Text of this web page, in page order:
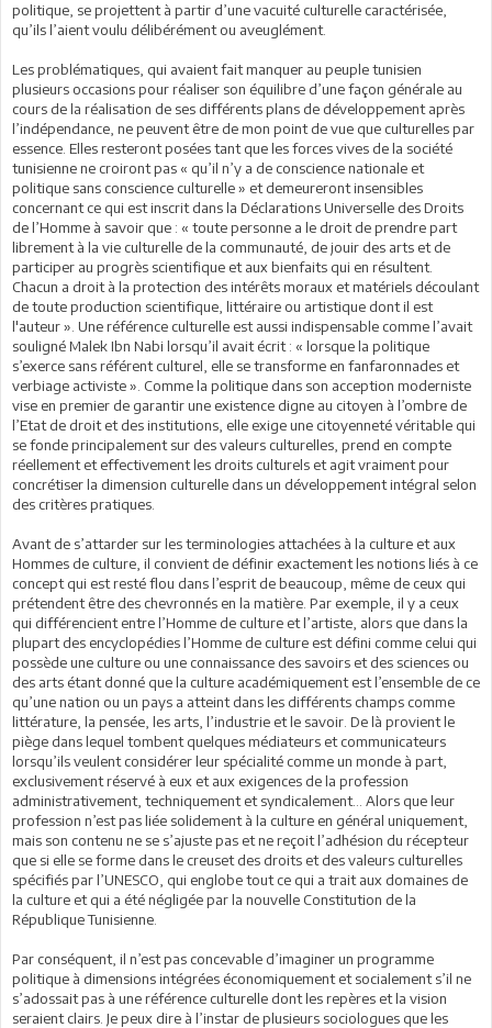
politique, se projettent à partir d’une vacuité culturelle caractérisée,
qu’ils l’aient voulu délibérément ou aveuglément.
Les problématiques, qui avaient fait manquer au peuple tunisien
plusieurs occasions pour réaliser son équilibre d’une façon générale au
cours de la réalisation de ses différents plans de développement après
l’indépendance, ne peuvent être de mon point de vue que culturelles par
essence. Elles resteront posées tant que les forces vives de la société
tunisienne ne croiront pas « qu’il n’y a de conscience nationale et
politique sans conscience culturelle » et demeureront insensibles
concernant ce qui est inscrit dans la Déclarations Universelle des Droits
de l’Homme à savoir que : « toute personne a le droit de prendre part
librement à la vie culturelle de la communauté, de jouir des arts et de
participer au progrès scientifique et aux bienfaits qui en résultent.
Chacun a droit à la protection des intérêts moraux et matériels découlant
de toute production scientifique, littéraire ou artistique dont il est
l'auteur ». Une référence culturelle est aussi indispensable comme l’avait
souligné Malek Ibn Nabi lorsqu’il avait écrit : « lorsque la politique
s’exerce sans référent culturel, elle se transforme en fanfaronnades et
verbiage activiste ». Comme la politique dans son acception moderniste
vise en premier de garantir une existence digne au citoyen à l’ombre de
l’Etat de droit et des institutions, elle exige une citoyenneté véritable qui
se fonde principalement sur des valeurs culturelles, prend en compte
réellement et effectivement les droits culturels et agit vraiment pour
concrétiser la dimension culturelle dans un développement intégral selon
des critères pratiques.
Avant de s’attarder sur les terminologies attachées à la culture et aux
Hommes de culture, il convient de définir exactement les notions liés à ce
concept qui est resté flou dans l’esprit de beaucoup, même de ceux qui
prétendent être des chevronnés en la matière. Par exemple, il y a ceux
qui différencient entre l’Homme de culture et l’artiste, alors que dans la
plupart des encyclopédies l’Homme de culture est défini comme celui qui
possède une culture ou une connaissance des savoirs et des sciences ou
des arts étant donné que la culture académiquement est l’ensemble de ce
qu’une nation ou un pays a atteint dans les différents champs comme
littérature, la pensée, les arts, l’industrie et le savoir. De là provient le
piège dans lequel tombent quelques médiateurs et communicateurs
lorsqu’ils veulent considérer leur spécialité comme un monde à part,
exclusivement réservé à eux et aux exigences de la profession
administrativement, techniquement et syndicalement… Alors que leur
profession n’est pas liée solidement à la culture en général uniquement,
mais son contenu ne se s’ajuste pas et ne reçoit l’adhésion du récepteur
que si elle se forme dans le creuset des droits et des valeurs culturelles
spécifiés par l’UNESCO, qui englobe tout ce qui a trait aux domaines de
la culture et qui a été négligée par la nouvelle Constitution de la
République Tunisienne.
Par conséquent, il n’est pas concevable d’imaginer un programme
politique à dimensions intégrées économiquement et socialement s’il ne
s’adossait pas à une référence culturelle dont les repères et la vision
seraient clairs. Je peux dire à l’instar de plusieurs sociologues que les